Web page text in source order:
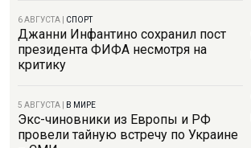
6 АВГУСТА СПОРТ
Джанни Инфантино сохранил пост
президента ФИФА несмотря на
критику
5 АВГУСТА В МИРЕ
Экс-чиновники из Европы и РФ
провели тайную встречу по Украине